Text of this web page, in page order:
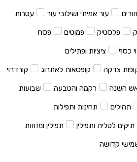
עור אמיתי ושילובי עור עטרות
פלסטיק פמוטים פסח
כסף ציציות ופתילים
צדקה קופסאות לאתרוג קורדרוי
השנה רקמה והטבעה שבועות
תהילים תחינות ותפילות
תיקים לטלית ותפילין תפילין ומזוזות
קדושה